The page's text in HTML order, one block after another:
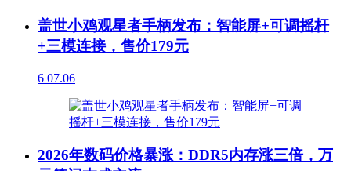
盖世小鸡观星者手柄发布：智能屏+可调摇杆
+三模连接，售价179元
6 07.06
2026年数码价格暴涨：DDR5内存涨三倍，万